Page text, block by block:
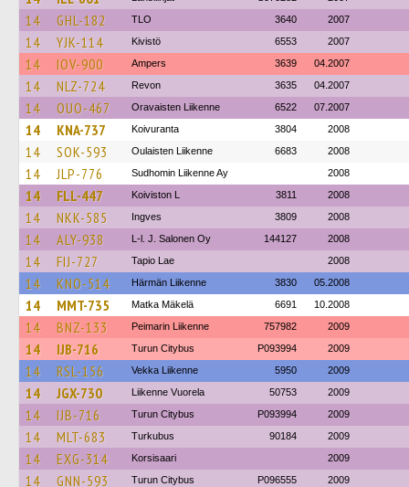
14 GHL-182 TLO 3640 2007
14 YJK-114 Kivistö 6553 2007
14 IOV-900 Ampers 3639 04.2007
14 NLZ-724 Revon 3635 04.2007
14 OUO-467 Oravaisten Liikenne 6522 07.2007
14 KNA-737 Koivuranta 3804 2008
14 SOK-593 Oulaisten Liikenne 6683 2008
14 JLP-776 Sudhomin Liikenne Ay 2008
14 FLL-447 Koiviston L 3811 2008
14 NKK-585 Ingves 3809 2008
14 ALY-938 L-l. J. Salonen Oy 144127 2008
14 FIJ-727 Tapio Lae 2008
14 KNO-514 Härmän Liikenne 3830 05.2008
14 MMT-735 Matka Mäkelä 6691 10.2008
14 BNZ-133 Peimarin Liikenne 757982 2009
14 IJB-716 Turun Citybus P093994 2009
14 RSL-156 Vekka Liikenne 5950 2009
14 JGX-730 Liikenne Vuorela 50753 2009
14 IJB-716 Turun Citybus P093994 2009
14 MLT-683 Turkubus 90184 2009
14 EXG-314 Korsisaari 2009
14 GNN-593 Turun Citybus P096555 2009